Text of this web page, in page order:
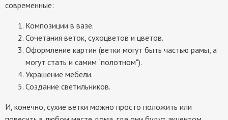
современные:
Композиции в вазе.
Сочетания веток, сухоцветов и цветов.
Оформление картин (ветки могут быть частью рамы, а
могут стать и самим "полотном").
Украшение мебели.
Создание светильников.
И, конечно, сухие ветки можно просто положить или